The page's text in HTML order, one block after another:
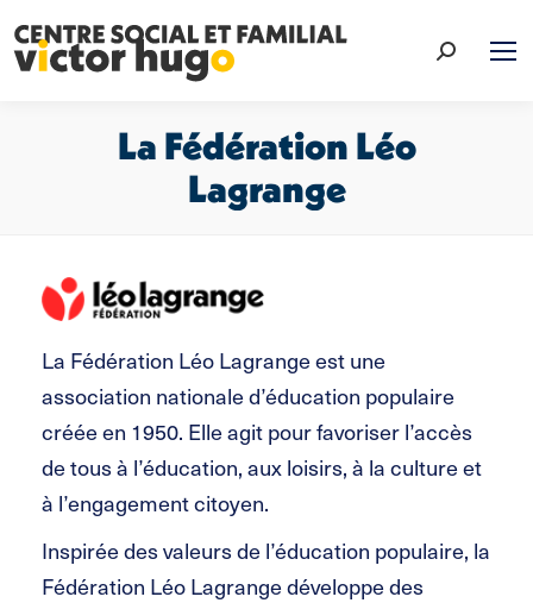
Recherche
La Fédération Léo
Lagrange
La Fédération Léo Lagrange est une
association nationale d’éducation populaire
créée en 1950. Elle agit pour favoriser l’accès
de tous à l’éducation, aux loisirs, à la culture et
à l’engagement citoyen.
Inspirée des valeurs de l’éducation populaire, la
Fédération Léo Lagrange développe des